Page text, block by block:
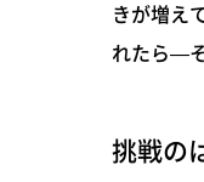
きが増え
れたら―
挑戦の